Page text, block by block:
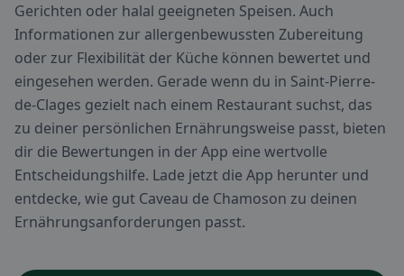
Gerichten oder halal geeigneten Speisen. Auch
Informationen zur allergenbewussten Zubereitung
oder zur Flexibilität der Küche können bewertet und
eingesehen werden. Gerade wenn du in Saint-Pierre-
de-Clages gezielt nach einem Restaurant suchst, das
zu deiner persönlichen Ernährungsweise passt, bieten
dir die Bewertungen in der App eine wertvolle
Entscheidungshilfe. Lade jetzt die App herunter und
entdecke, wie gut Caveau de Chamoson zu deinen
Ernährungsanforderungen passt.